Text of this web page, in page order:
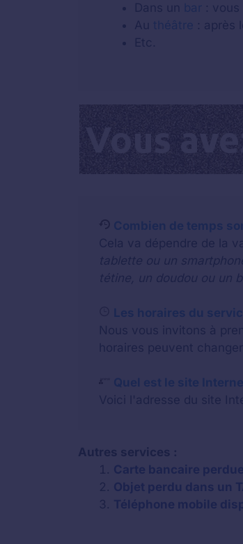
Dans un bar :
Au théâtre : après
Etc.
Combien de temps
Cela va dépendre de la
tablette ou un
tétine, un doudou ou un
Les horaires du
Nous vous invitons à
horaires peuvent
Quel est le site
Voici l'adresse du site
Autres services :
Carte bancaire
Objet perdu dans un
Téléphone mobile